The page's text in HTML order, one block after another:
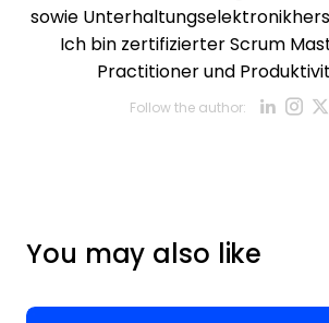
sowie
Ich bin zertifizierter Scrum
Practitioner und
Follow the author:
You may also like